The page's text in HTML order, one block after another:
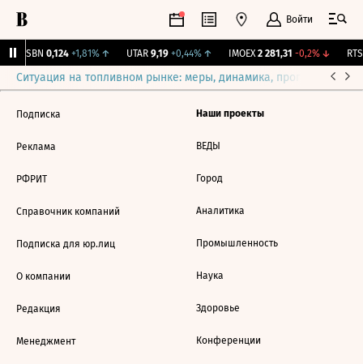
Войти
USBN 0,124 +1,81%↑ UTAR 9,19 +0,44%↑ IMOEX 2 281,31 -0,2%↓ RTSI
Ситуация на топливном рынке: меры, динамика, прогнозы
Подписка
Реклама
РФРИТ
Справочник компаний
Подписка для юр.лиц
О компании
Редакция
Менеджмент
Наши проекты
ВЕДЫ
Город
Аналитика
Промышленность
Наука
Здоровье
Конференции